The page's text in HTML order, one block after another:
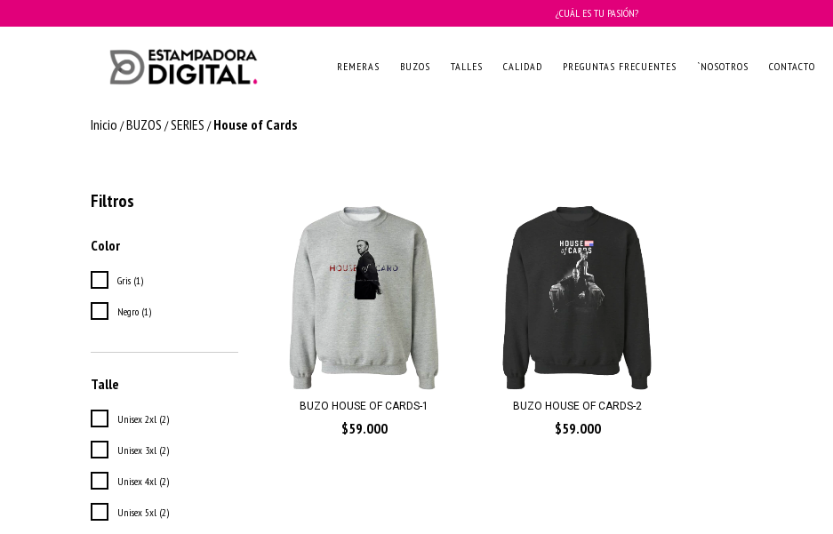
¿CUÁL ES TU PASIÓN?
REMERAS BUZOS TALLES CALIDAD PREGUNTAS FRECUENTES `NOSOTROS CONTACTO
Inicio /BUZOS /SERIES / House of Cards
Filtros
Color
Gris (1)
Negro (1)
Talle
Unisex 2xl (2)
Unisex 3xl (2)
Unisex 4xl (2)
Unisex 5xl (2)
BUZO HOUSE OF CARDS-1
$59.000
BUZO HOUSE OF CARDS-2
$59.000